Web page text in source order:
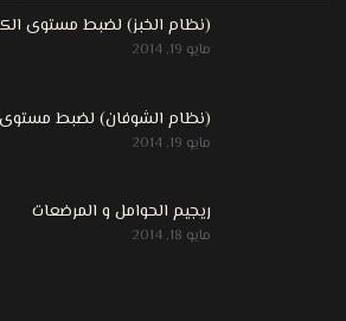
(نظام الخبز) لضبط مستوى
مايو 19, 2014
(نظام الشوفان) لضبط مستوى
مايو 19, 2014
ريجيم الحوامل و المرضعات
مايو 18, 2014